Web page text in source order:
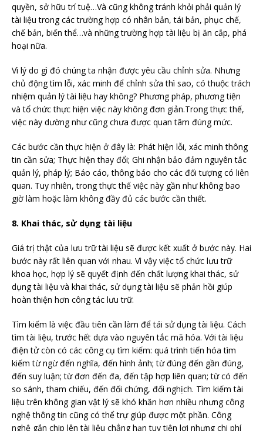
quyền, sở hữu trí tuệ…Và cũng không tránh khỏi phải quản lý
tài liệu trong các trường hợp có nhân bản, tái bản, phục chế,
chế bản, biến thể…và những trường hợp tài liệu bị ăn cắp, phá
hoại nữa.
Vì lý do gì đó chúng ta nhận được yêu cầu chỉnh sửa. Nhưng
chủ động tìm lỗi, xác minh để chỉnh sửa thì sao, có thuộc trách
nhiệm quản lý tài liệu hay không? Phương pháp, phương tiện
và tổ chức thực hiện việc này không đơn giản.Trong thực thế,
việc này dường như cũng chưa được quan tâm đúng mức.
Các bước cần thực hiện ở đây là: Phát hiện lỗi, xác minh thông
tin cần sửa; Thực hiện thay đổi; Ghi nhận bảo đảm nguyên tắc
quản lý, pháp lý; Báo cáo, thông báo cho các đối tượng có liên
quan. Tuy nhiên, trong thực thế việc này gần như không bao
giờ làm hoặc làm không đầy đủ các bước cần thiết.
8. Khai thác, sử dụng tài liệu
Giá trị thật của lưu trữ tài liệu sẽ được kết xuất ở bước này. Hai
bước này rất liên quan với nhau. Vì vậy việc tổ chức lưu trữ
khoa học, hợp lý sẽ quyết định đến chất lượng khai thác, sử
dụng tài liệu và khai thác, sử dụng tài liệu sẽ phản hồi giúp
hoàn thiện hơn công tác lưu trữ.
Tìm kiếm là việc đầu tiên cần làm để tái sử dụng tài liệu. Cách
tìm tài liệu, trước hết dựa vào nguyên tắc mã hóa. Với tài liệu
điện tử còn có các công cụ tìm kiếm: quá trình tiến hóa tìm
kiếm từ ngừ đến nghĩa, đến hình ảnh; từ đúng đến gần đúng,
đến suy luận; từ đơn đến đa, đến tập hợp liên quan; từ có đến
so sánh, tham chiếu, đến đối chứng, đối nghịch. Tìm kiếm tài
liệu trên không gian vật lý sẽ khó khăn hơn nhiều nhưng công
nghệ thông tin cũng có thể trự giúp được một phần. Công
nghệ gắn chip lên tài liệu chẳng hạn tuy tiện lợi nhưng chi phí